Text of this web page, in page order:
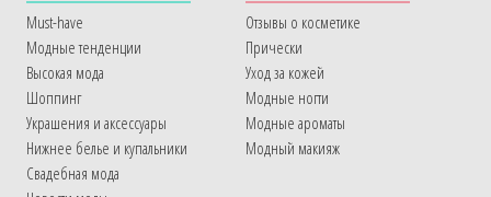
Must-have
Модные тенденции
Высокая мода
Шоппинг
Украшения и аксессуары
Нижнее белье и купальники
Свадебная мода
Отзывы о косметике
Прически
Уход за кожей
Модные ногти
Модные ароматы
Модный макияж